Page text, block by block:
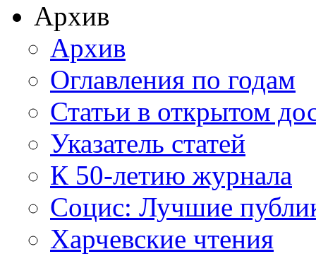
Архив
Архив
Оглавления по годам
Статьи в открытом
Указатель статей
К 50-летию журнала
Социс: Лучшие
Харчевские чтения